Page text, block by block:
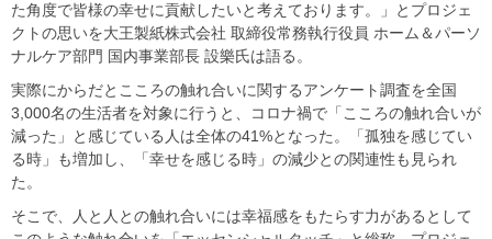
た角度で皆様の幸せに貢献したいと考えております。」とプロジェ
クトの思いを大王製紙株式会社 取締役常務執行役員 ホーム＆パーソ
ナルケア部門 国内事業部長 設樂氏は語る。
実際にからだとこころの触れ合いに関するアンケート調査を全国
3,000名の生活者を対象に行うと、コロナ禍で「こころの触れ合いが
減った」と感じている人は全体の41%となった。「孤独を感じてい
る時」も増加し、「幸せを感じる時」の減少との関連性も見られ
た。
そこで、人と人との触れ合いには幸福感をもたらす力があるとして